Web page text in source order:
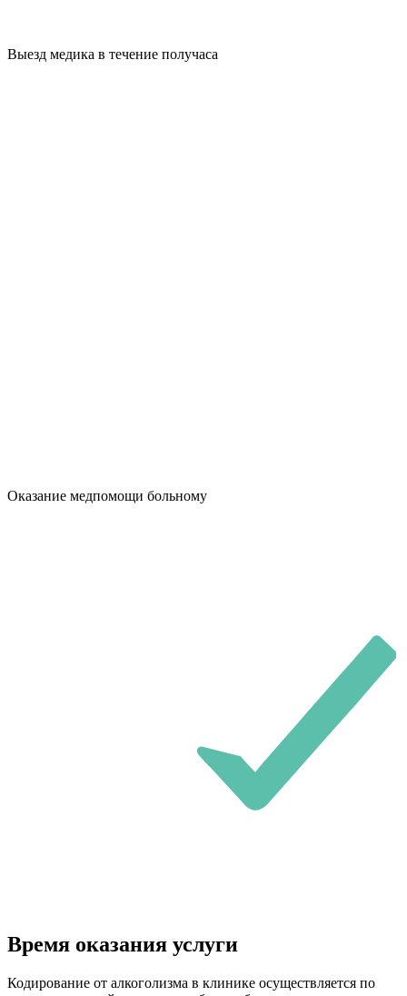
Выезд медика в течение получаса
Оказание медпомощи больному
Время оказания услуги
Кодирование от алкоголизма в клинике осуществляется по